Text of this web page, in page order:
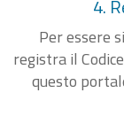
4.
Per essere
registra il
questo